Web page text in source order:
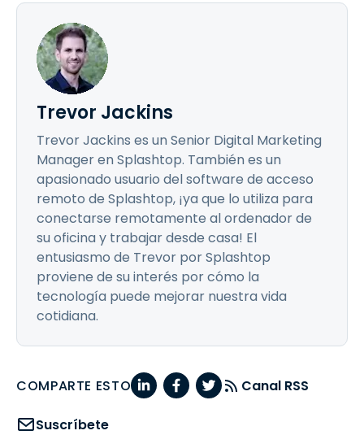
Trevor Jackins
Trevor Jackins es un Senior Digital Marketing
Manager en Splashtop. También es un
apasionado usuario del software de acceso
remoto de Splashtop, ¡ya que lo utiliza para
conectarse remotamente al ordenador de
su oficina y trabajar desde casa! El
entusiasmo de Trevor por Splashtop
proviene de su interés por cómo la
tecnología puede mejorar nuestra vida
cotidiana.
COMPARTE ESTO Canal RSS
Suscríbete